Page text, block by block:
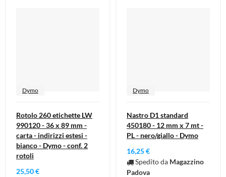
Dymo
Rotolo 260 etichette LW
990120 - 36 x 89 mm -
carta - indirizzi estesi -
bianco - Dymo - conf. 2
rotoli
25,50 €
Dymo
Nastro D1 standard
450180 - 12 mm x 7 mt -
PL - nero/giallo - Dymo
16,25 €
Spedito da Magazzino
Padova